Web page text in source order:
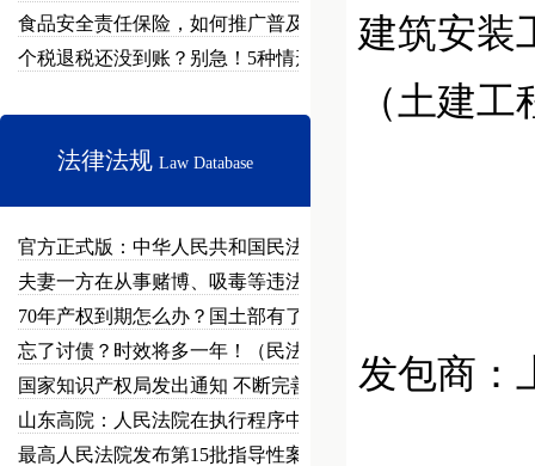
食品安全责任保险，如何推广普及？
个税退税还没到账？别急！5种情形…
法律法规 Law Database
官方正式版：中华人民共和国民法总…
夫妻一方在从事赌博、吸毒等违法犯…
70年产权到期怎么办？国土部有了…
忘了讨债？时效将多一年！（民法草…
国家知识产权局发出通知 不断完善…
山东高院：人民法院在执行程序中可…
最高人民法院发布第15批指导性案…
建筑安装
（土建工
发包商